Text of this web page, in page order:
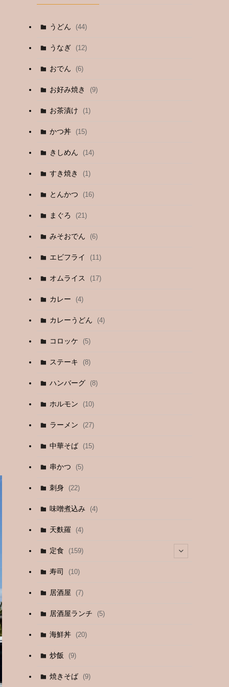
うどん (44)
うなぎ (12)
おでん (6)
お好み焼き (9)
お茶漬け (1)
かつ丼 (15)
きしめん (14)
すき焼き (1)
とんかつ (16)
まぐろ (21)
みそおでん (6)
エビフライ (11)
オムライス (17)
カレー (4)
カレーうどん (4)
コロッケ (5)
ステーキ (8)
ハンバーグ (8)
ホルモン (10)
ラーメン (27)
中華そば (15)
串かつ (5)
刺身 (22)
味噌煮込み (4)
天麩羅 (4)
定食 (159)
(4)
(9)
(3)
寿司 (10)
居酒屋 (7)
居酒屋ランチ (5)
海鮮丼 (20)
炒飯 (9)
焼きそば (9)